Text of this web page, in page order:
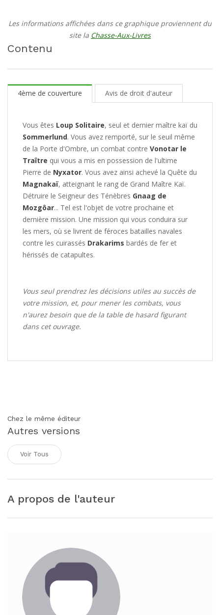
Les informations affichées dans ce graphique proviennent du
site la Chasse-Aux-Livres
Contenu
4ème de couverture Avis de droit d'auteur
Vous êtes Loup Solitaire, seul et dernier maître kaï du
Sommerlund. Vous avez remporté, sur le seuil même
de la Porte d'Ombre, un combat contre Vonotar le
Traître qui vous a mis en possession de l'ultime
Pierre de Nyxator. Vous avez ainsi achevé la Quête du
Magnakaï, atteignant le rang de Grand Maître Kaï.
Détruire le Seigneur des Ténèbres Gnaag de
Mozgôar... Tel est l'objet de votre prochaine et
dernière mission. Une mission qui vous conduira sur
les mers, où se livrent de féroces batailles navales
contre les cuirassés Drakarims bardés de fer et
hérissés de catapultes.
Vous seul prendrez les décisions utiles au succès de
votre mission, et, pour mener les combats, vous
n'aurez besoin que de la table de hasard figurant
dans cet ouvrage.
Chez le même éditeur
Autres versions
Voir Tous
A propos de l'auteur